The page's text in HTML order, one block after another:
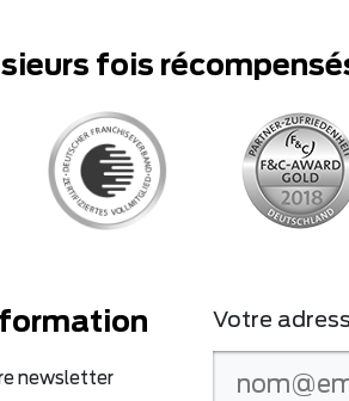
fois
newsletter
Votre